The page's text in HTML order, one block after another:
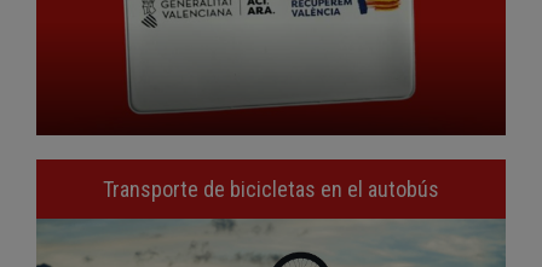
Transporte de bicicletas en el autobús